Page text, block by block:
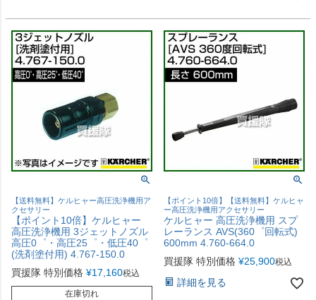
【送料無料】ケルヒャー高圧洗浄機用ア
クセサリー
【ポイント10倍】ケルヒャー
高圧洗浄機用 3ジェットノズル
高圧0゜・高圧25゜・低圧40゜
(洗剤塗付用) 4.767-150.0
買援隊 特別価格 ¥17,160税込
在庫切れ
【ポイント10倍】【送料無料】ケルヒャ
ー高圧洗浄機用アクセサリー
ケルヒャー 高圧洗浄機用 スプ
レーランス AVS(360゜回転式)
600mm 4.760-664.0
買援隊 特別価格 ¥25,900税込
詳細を見る